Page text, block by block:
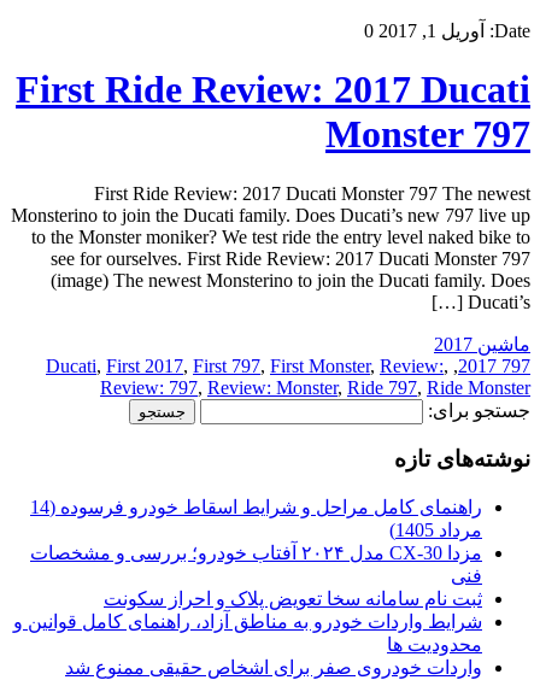
Date: آوریل 1, 2017 0
First Ride Review: 2017 Ducati
Monster 797
First Ride Review: 2017 Ducati Monster 797 The newest
Monsterino to join the Ducati family. Does Ducati’s new 797 live up
to the Monster moniker? We test ride the entry level naked bike to
see for ourselves. First Ride Review: 2017 Ducati Monster 797
(image) The newest Monsterino to join the Ducati family. Does
Ducati’s […]
ماشین 2017
797 2017
,
Ducati, First 2017, First 797, First Monster, Review:,
Review: 797, Review: Monster, Ride 797, Ride Monster
جستجو برای:
نوشته‌های تازه
راهنمای کامل مراحل و شرایط اسقاط خودرو فرسوده (14
مرداد 1405)
مزدا CX-30 مدل ۲۰۲۴ آفتاب خودرو؛ بررسی و مشخصات
فنی
ثبت نام سامانه سخا تعویض پلاک و احراز سکونت
شرایط واردات خودرو به مناطق آزاد، راهنمای کامل قوانین و
محدودیت ها
واردات خودروی صفر برای اشخاص حقیقی ممنوع شد